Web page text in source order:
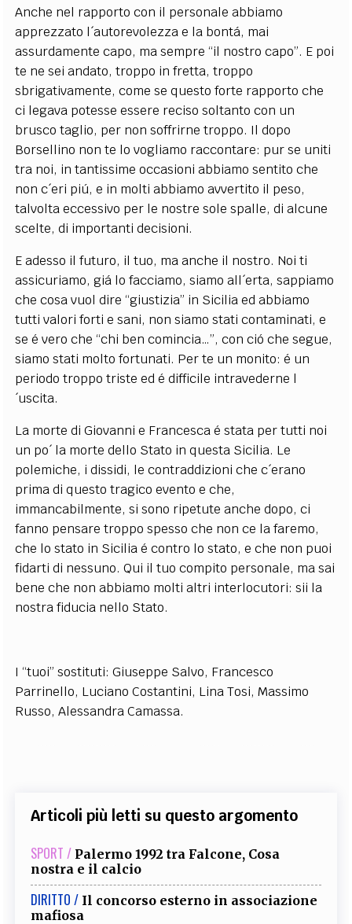
Anche nel rapporto con il personale abbiamo
apprezzato l´autorevolezza e la bontá, mai
assurdamente capo, ma sempre “il nostro capo”. E poi
te ne sei andato, troppo in fretta, troppo
sbrigativamente, come se questo forte rapporto che
ci legava potesse essere reciso soltanto con un
brusco taglio, per non soffrirne troppo. Il dopo
Borsellino non te lo vogliamo raccontare: pur se uniti
tra noi, in tantissime occasioni abbiamo sentito che
non c´eri piú, e in molti abbiamo avvertito il peso,
talvolta eccessivo per le nostre sole spalle, di alcune
scelte, di importanti decisioni.
E adesso il futuro, il tuo, ma anche il nostro. Noi ti
assicuriamo, giá lo facciamo, siamo all´erta, sappiamo
che cosa vuol dire “giustizia” in Sicilia ed abbiamo
tutti valori forti e sani, non siamo stati contaminati, e
se é vero che “chi ben comincia…”, con ció che segue,
siamo stati molto fortunati. Per te un monito: é un
periodo troppo triste ed é difficile intravederne l
´uscita.
La morte di Giovanni e Francesca é stata per tutti noi
un po´ la morte dello Stato in questa Sicilia. Le
polemiche, i dissidi, le contraddizioni che c´erano
prima di questo tragico evento e che,
immancabilmente, si sono ripetute anche dopo, ci
fanno pensare troppo spesso che non ce la faremo,
che lo stato in Sicilia é contro lo stato, e che non puoi
fidarti di nessuno. Qui il tuo compito personale, ma sai
bene che non abbiamo molti altri interlocutori: sii la
nostra fiducia nello Stato.
I “tuoi” sostituti: Giuseppe Salvo, Francesco
Parrinello, Luciano Costantini, Lina Tosi, Massimo
Russo, Alessandra Camassa.
Articoli più letti su questo argomento
SPORT / Palermo 1992 tra Falcone, Cosa
nostra e il calcio
DIRITTO / Il concorso esterno in associazione
mafiosa